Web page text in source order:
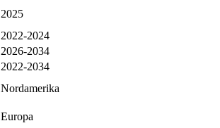
2025
2022-2024
2026-2034
2022-2034
Nordamerika
Europa